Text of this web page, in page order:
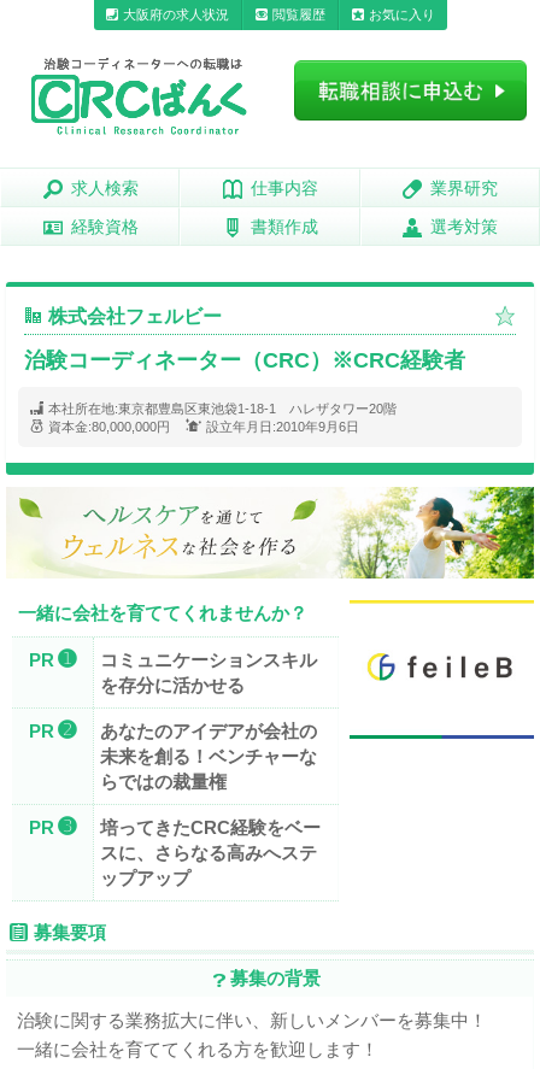
大阪府の求人状況 閲覧履歴 お気に入り
求人検索
求人検索 仕事内容
仕事内容 業界研究
業界研究
経験資格
経験資格 書類作成
書類作成 選考対策
選考対策
株式会社フェルビー
治験コーディネーター（CRC）※CRC経験者
本社所在地:東京都豊島区東池袋1-18-1 ハレザタワー20階
資本金:80,000,000円 設立年月日:2010年9月6日
一緒に会社を育ててくれませんか？
PR➊
コミュニケーションスキル
を存分に活かせる
PR➋
あなたのアイデアが会社の
未来を創る！ベンチャーな
らではの裁量権
PR➌
培ってきたCRC経験をベー
スに、さらなる高みへステ
ップアップ
募集要項
募集の背景
治験に関する業務拡大に伴い、新しいメンバーを募集中！
一緒に会社を育ててくれる方を歓迎します！